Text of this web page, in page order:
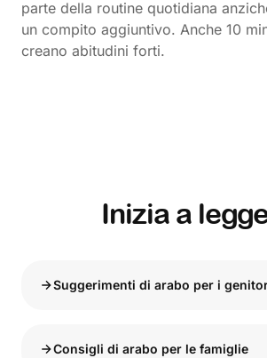
parte della routine quotidiana
un compito aggiuntivo. Anche 10
creano abitudini forti.
Inizia a
Suggerimenti di arabo per i
Consigli di arabo per le famiglie